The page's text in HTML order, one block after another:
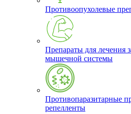
Противоопухолевые
Препараты для лечения
мышечной системы
Противопаразитарные
репелленты